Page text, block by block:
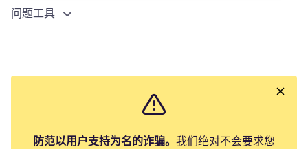
问题工具
防范以用户支持为名的诈骗。 我们绝对不会要求您